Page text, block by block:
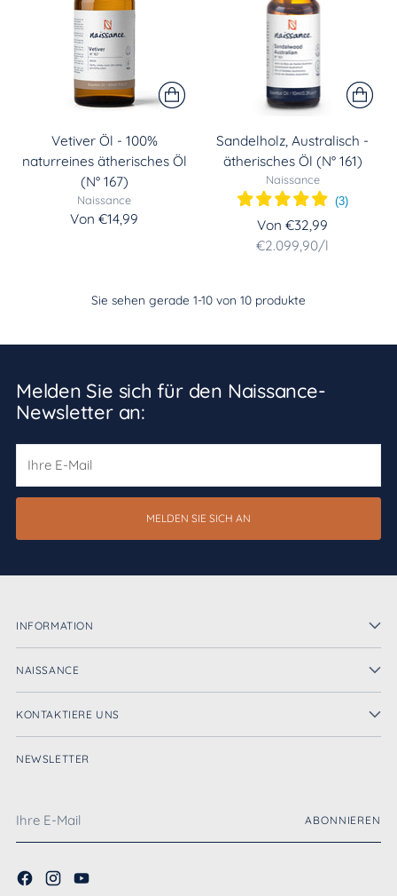
Vetiver Öl - 100%
naturreines ätherisches Öl
(N° 167)
Naissance
Von €14,99
Sandelholz, Australisch -
ätherisches Öl (N° 161)
Naissance
(3)
Von €32,99
Stückpreis
€2.099,90/per
l
Sie sehen gerade 1-10 von 10 produkte
Melden Sie sich für den Naissance-
Newsletter an:
Mail
MELDEN SIE SICH AN
INFORMATION
NAISSANCE
KONTAKTIERE UNS
NEWSLETTER
E-
Mail
ABONNIEREN